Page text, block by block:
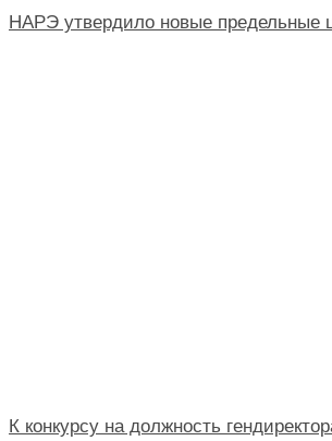
НАРЭ утвердило новые предельные
К конкурсу на должность